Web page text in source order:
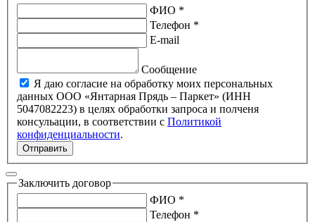
ФИО *
Телефон *
E-mail
Сообщение
Я даю согласие на обработку моих персональных
данных ООО «Янтарная Прядь – Паркет» (ИНН
5047082223) в целях обработки запроса и полченя
консульации, в соответствии с Политикой
конфиденциальности.
Отправить
Заключить договор
ФИО *
Телефон *